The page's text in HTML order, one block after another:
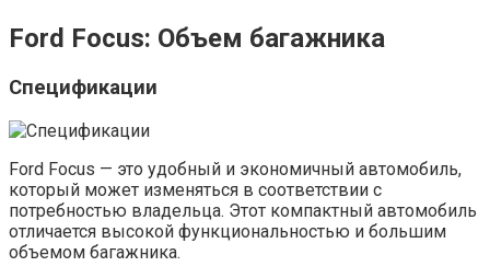
Ford Focus: Объем багажника
Спецификации
Ford Focus — это удобный и экономичный автомобиль,
который может изменяться в соответствии с
потребностью владельца. Этот компактный автомобиль
отличается высокой функциональностью и большим
объемом багажника.